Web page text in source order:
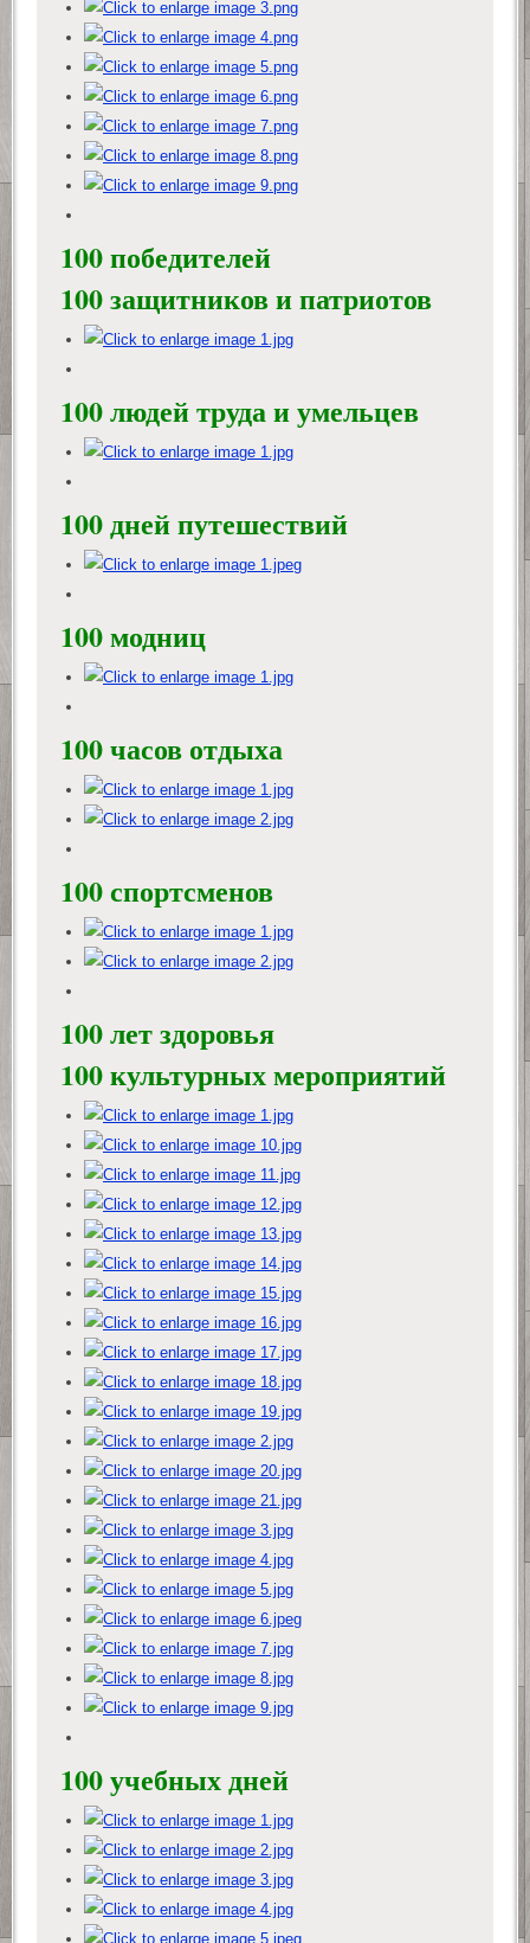
100 победителей
100 защитников и патриотов
100 людей труда и умельцев
100 дней путешествий
100 модниц
100 часов отдыха
100 спортсменов
100 лет здоровья
100 культурных мероприятий
100 учебных дней